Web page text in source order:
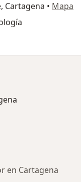
Cartagena • Mapa
en Cartagena